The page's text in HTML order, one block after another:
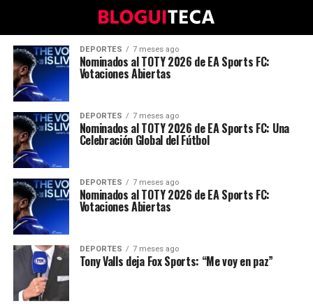
DEPORTES 7 meses ago
Nominados al TOTY 2026 de EA Sports FC:
Votaciones Abiertas
DEPORTES 7 meses ago
Nominados al TOTY 2026 de EA Sports FC: Una
Celebración Global del Fútbol
DEPORTES 7 meses ago
Nominados al TOTY 2026 de EA Sports FC:
Votaciones Abiertas
DEPORTES 7 meses ago
Tony Valls deja Fox Sports: “Me voy en paz”